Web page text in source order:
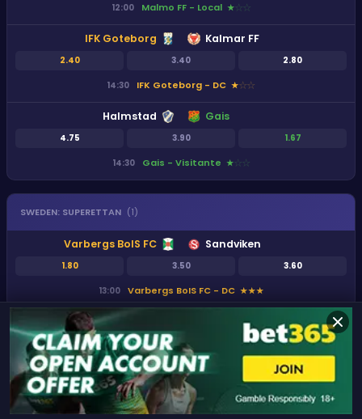
12:00 Malmo FF - Local ★★★
IFK Goteborg
2.40 3.40 2.80
Kalmar FF
14:30 IFK Goteborg - DC ★★★
Halmstad
4.75 3.90 1.67
Gais
14:30 Gais - Visitante ★★★
SWEDEN: SUPERETTAN (1)
Varbergs BoIS FC
1.80 3.50 3.60
Sandviken
13:00 Varbergs BoIS FC - DC ★★★
SWITZERLAND:SUPER LEAGUE (4)
FC Lugano
1.53 4.33 5.50
FC Zurich